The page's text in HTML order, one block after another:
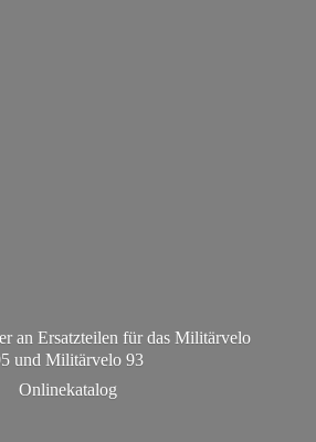
an Ersatzteilen für das Militärvelo
und Militärvelo 93
Onlinekatalog